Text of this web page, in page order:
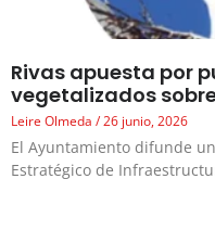
Rivas apuesta por
vegetalizados
Leire Olmeda 26 junio, 2026
El Ayuntamiento difunde
Estratégico de